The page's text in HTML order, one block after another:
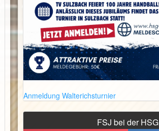
Anmeldung Walterichsturnier
FSJ bei der HSG